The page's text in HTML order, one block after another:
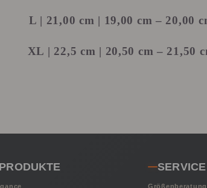
L | 21,00 cm | 19,00 cm – 20,00
XL | 22,5 cm | 20,50 cm – 21,50
PRODUKTE SERVICE
Größenberatung